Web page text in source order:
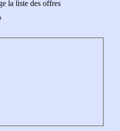
la liste des offres